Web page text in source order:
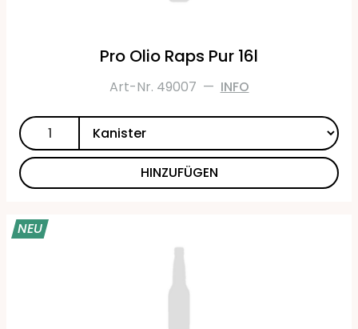
Pro Olio Raps Pur 16l
Art-Nr. 49007 — INFO
HINZUFÜGEN
NEU